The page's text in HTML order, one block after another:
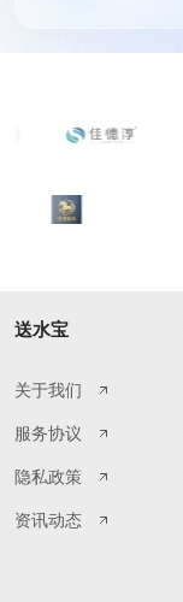
送水宝
关于我们
服务协议
隐私政策
资讯动态